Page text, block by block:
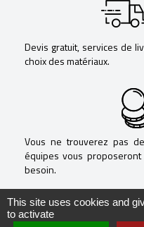
Devis gratuit, services de
choix des matériaux.
Vous ne trouverez pas
équipes vous
besoin.
This site uses cookies and
to activate